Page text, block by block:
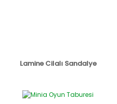
Lamine Cilalı Sandalye